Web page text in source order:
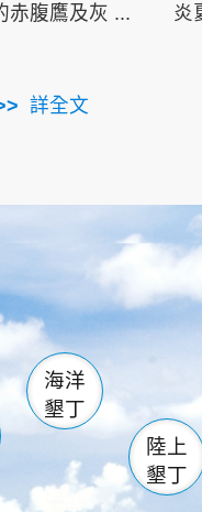
赤腹鷹及灰 ...
詳全文
炎
海生館
恆春
龍鑾潭自然中心
瓊麻館
關山
白砂 海洋
墾丁
陸上
墾丁